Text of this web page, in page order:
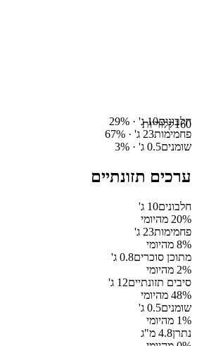
160קלוריותחלבונים10ג' · 29%
פחמימות23 ג' · 67%
שומנים0.5 ג' · 3%
ערכים תזונתיים
חלבונים10 ג'
20% מהיומי
פחמימות23 ג'
8% מהיומי
מתוכן סוכרים0.8 ג'
2% מהיומי
סיבים תזונתיים12 ג'
48% מהיומי
שומנים0.5 ג'
1% מהיומי
נתרן4.8 מ"ג